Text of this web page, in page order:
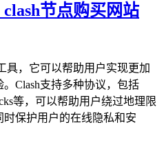
节点购买网站
具，它可以帮助用户实现更加
Clash支持多种协议，包括
等，可以帮助用户绕过地理限
保护用户的在线隐私和安